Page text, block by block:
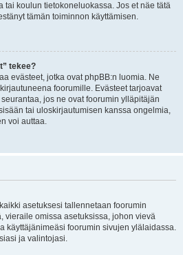
tai koulun tietokoneluokassa. Jos et näe tätä
tämän toiminnon käyttämisen.
tekee?
evästeet, jotka ovat phpBB:n luomia. Ne
foorumille. Evästeet tarjoavat
jos ne ovat foorumin ylläpitäjän
tai uloskirjautumisen kanssa ongelmia,
voi auttaa.
asetuksesi tallennetaan foorumin
vieraile omissa asetuksissa, johon vievä
käyttäjänimeäsi foorumin sivujen ylälaidassa.
ja valintojasi.